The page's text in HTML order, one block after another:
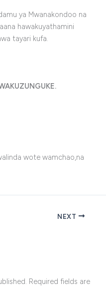
ya Mwanakondoo na
hawakuyathamini
tayari kufa.
wote wamchao,na
NEXT
Required fields are